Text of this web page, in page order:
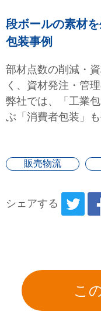
段ボールの素材
包装事例
部材点数の削減・
く、資材発注・管
弊社では、「工業
ぶ「消費者包装」
販売物流
シェアする